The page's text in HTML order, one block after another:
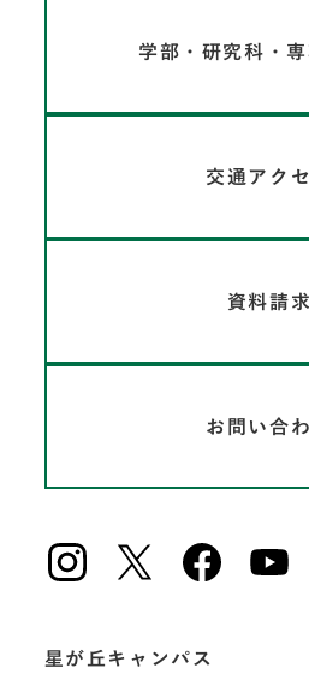
学部・研究科・
交通アク
資料請求
お問い合
星が丘キャンパス